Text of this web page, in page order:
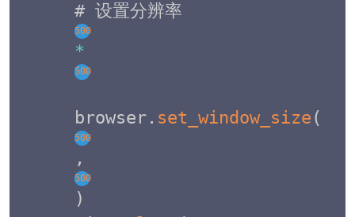
# 设置分辨率
500
*
500
browser. set_window_size (
500
,
500
)